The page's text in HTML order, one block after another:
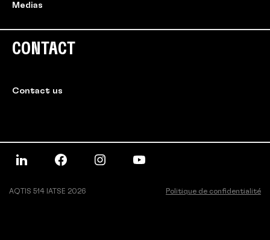
Medias
CONTACT
Contact us
AQTIS 514 IATSE 2026 Politique de confidentialité